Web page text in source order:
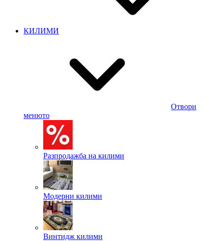
КИЛИМИ
Отвори
менюто
Разпродажба на килими
Модерни килими
Винтидж килими